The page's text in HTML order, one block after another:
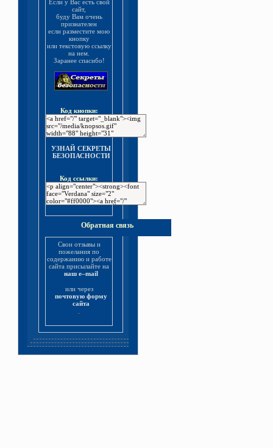
Если у Вас есть свой
сайт,
буду Вам очень
признателен
если разместите мою
кнопку
или текстовую ссылку
на нем.
Заранее спасибо!
Код кнопки:
УЗНАЙ СЕКРЕТЫ
БЕЗОПАСНОСТИ
Код ссылки:
Обратная связь
Свои отзывы и
пожелания по
содержанию и работе
сайта присылайте на
наш e–mail
или через
почтовую форму
сайта